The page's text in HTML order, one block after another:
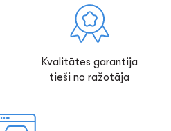
Kvalitātes garantija
tieši no ražotāja